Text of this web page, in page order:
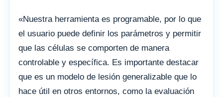
«Nuestra herramienta es programable, por lo que
el usuario puede definir los parámetros y permitir
que las células se comporten de manera
controlable y específica. Es importante destacar
que es un modelo de lesión generalizable que lo
hace útil en otros entornos, como la evaluación